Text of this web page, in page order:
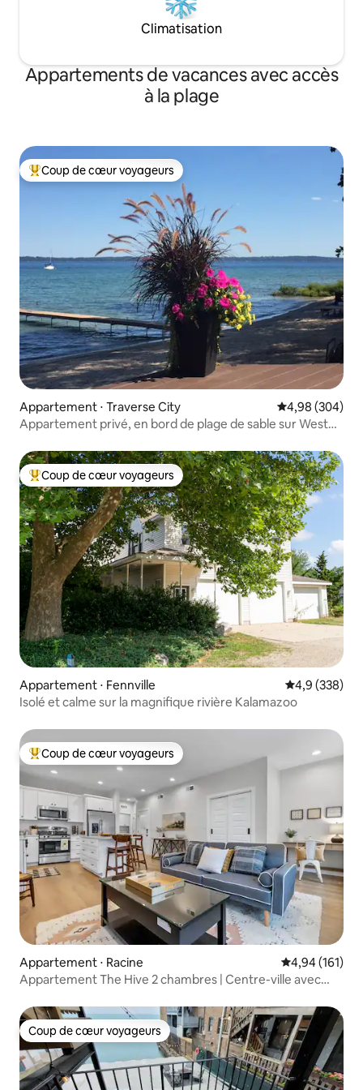
Climatisation
Appartements de vacances avec accès
à la plage
Coups de cœur voyageurs les plus appréciés
Coup de cœur voyageurs
Appartement ⋅ Traverse City Évaluation
4,98 (304)
Appartement privé, en bord de plage de sable sur West
Coups de cœur voyageurs les plus appréciés
Coup de cœur voyageurs
Appartement ⋅ Fennville Évaluation
4,9 (338)
Isolé et calme sur la magnifique rivière Kalamazoo
Coups de cœur voyageurs les plus appréciés
Coup de cœur voyageurs
Appartement ⋅ Racine Évaluation
4,94 (161)
Appartement The Hive 2 chambres | Centre-ville avec
Coup de cœur voyageurs
Coup de cœur voyageurs